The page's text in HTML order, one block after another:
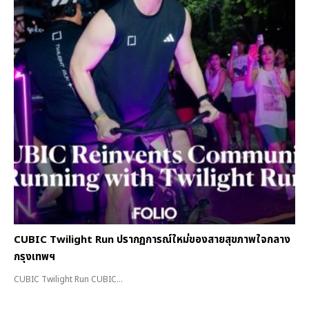
CUBIC Twilight Run ปรากฏการณ์ใหม่ของสายสุขภาพใจกลาง
กรุงเทพฯ
CUBIC Twilight Run CUBIC...